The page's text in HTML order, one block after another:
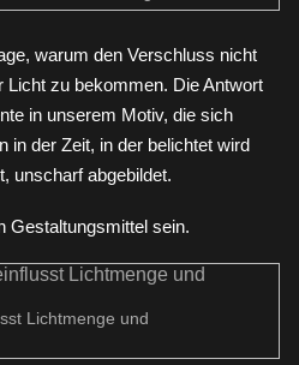
warum den Verschluss nicht
Licht zu bekommen. Die Antwort
in unserem Motiv, die sich
in der Zeit, in der belichtet wird
unscharf abgebildet.
Gestaltungsmittel sein.
Lichtmenge und